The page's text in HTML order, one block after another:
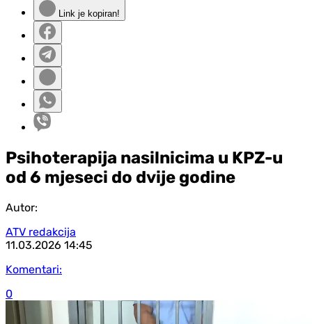
Link je kopiran!
Psihoterapija nasilnicima u KPZ-u
od 6 mjeseci do dvije godine
Autor:
ATV redakcija
11.03.2026 14:45
Komentari:
0